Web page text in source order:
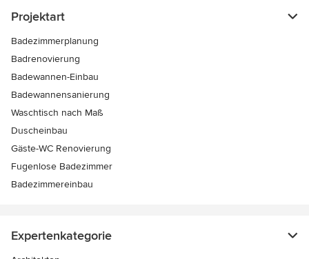
Projektart
Badezimmerplanung
Badrenovierung
Badewannen-Einbau
Badewannensanierung
Waschtisch nach Maß
Duscheinbau
Gäste-WC Renovierung
Fugenlose Badezimmer
Badezimmereinbau
Expertenkategorie